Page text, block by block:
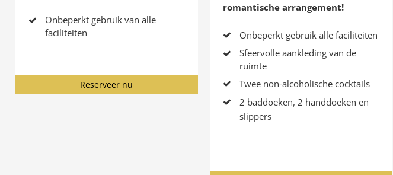
Onbeperkt gebruik van alle
faciliteiten
Reserveer nu
romantische arrangement!
Onbeperkt gebruik alle faciliteiten
Sfeervolle aankleding van de
ruimte
Twee non-alcoholische cocktails
2 baddoeken, 2 handdoeken en
slippers